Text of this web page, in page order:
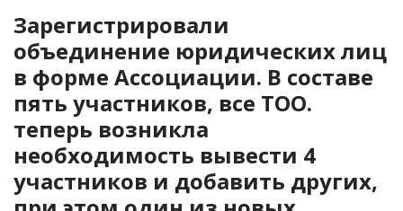
Техника безопасности и охрана труда
Антикризис: трудовые отношения
Антикризис: долги и обязательства
Налоги и Налогообложение
Трудовые отношения
Корпоративные отношения
Зарегистрировали
объединение юридических лиц
в форме Ассоциации. В составе
пять участников, все ТОО.
теперь возникла
необходимость вывести 4
участников и добавить других,